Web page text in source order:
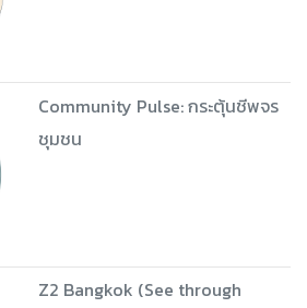
Community Pulse: กระตุ้นชีพจร
ชุมชน
Z2 Bangkok (See through